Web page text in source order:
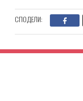
СПОДЕЛИ: